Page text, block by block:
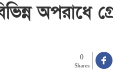
অপরাধে
0
Shares